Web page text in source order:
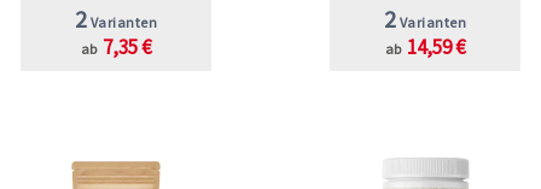
2 Varianten
ab 7,35 €
2 Varianten
ab 14,59 €